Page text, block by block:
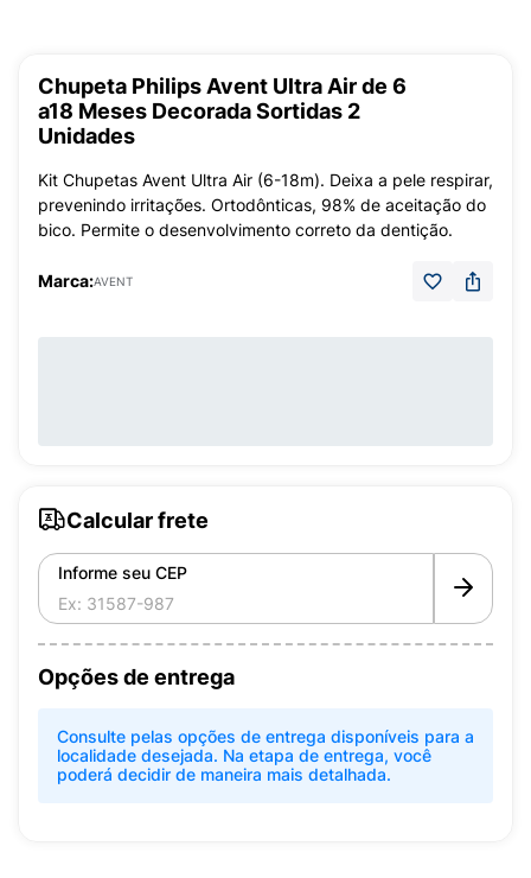
Chupeta Philips Avent Ultra Air de 6
a18 Meses Decorada Sortidas 2
Unidades
Kit Chupetas Avent Ultra Air (6-18m). Deixa a pele respirar,
prevenindo irritações. Ortodônticas, 98% de aceitação do
bico. Permite o desenvolvimento correto da dentição.
Marca:AVENT
Calcular frete
Informe seu CEP
Opções de entrega
Consulte pelas opções de entrega disponíveis para a
localidade desejada. Na etapa de entrega, você
poderá decidir de maneira mais detalhada.